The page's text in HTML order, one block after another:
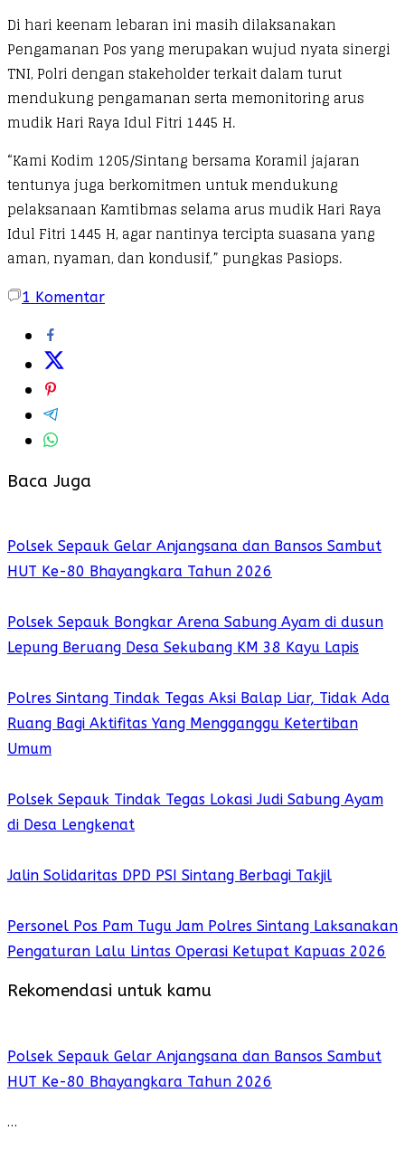
Di hari keenam lebaran ini masih dilaksanakan
Pengamanan Pos yang merupakan wujud nyata sinergi
TNI, Polri dengan stakeholder terkait dalam turut
mendukung pengamanan serta memonitoring arus
mudik Hari Raya Idul Fitri 1445 H.
“Kami Kodim 1205/Sintang bersama Koramil jajaran
tentunya juga berkomitmen untuk mendukung
pelaksanaan Kamtibmas selama arus mudik Hari Raya
Idul Fitri 1445 H, agar nantinya tercipta suasana yang
aman, nyaman, dan kondusif,” pungkas Pasiops.
1 Komentar
Baca Juga
Polsek Sepauk Gelar Anjangsana dan Bansos Sambut
HUT Ke-80 Bhayangkara Tahun 2026
Polsek Sepauk Bongkar Arena Sabung Ayam di dusun
Lepung Beruang Desa Sekubang KM 38 Kayu Lapis
Polres Sintang Tindak Tegas Aksi Balap Liar, Tidak Ada
Ruang Bagi Aktifitas Yang Mengganggu Ketertiban
Umum
Polsek Sepauk Tindak Tegas Lokasi Judi Sabung Ayam
di Desa Lengkenat
Jalin Solidaritas DPD PSI Sintang Berbagi Takjil
Personel Pos Pam Tugu Jam Polres Sintang Laksanakan
Pengaturan Lalu Lintas Operasi Ketupat Kapuas 2026
Rekomendasi untuk kamu
Polsek Sepauk Gelar Anjangsana dan Bansos Sambut
HUT Ke-80 Bhayangkara Tahun 2026
…